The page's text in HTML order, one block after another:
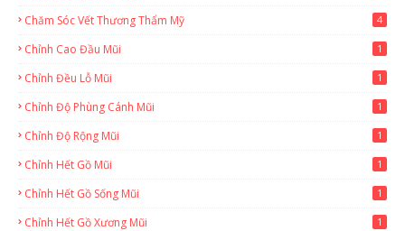
Chăm Sóc Vết Thương Thẩm Mỹ 4
Chỉnh Cao Đầu Mũi 1
Chỉnh Đều Lỗ Mũi 1
Chỉnh Độ Phùng Cánh Mũi 1
Chỉnh Độ Rộng Mũi 1
Chỉnh Hết Gồ Mũi 1
Chỉnh Hết Gồ Sống Mũi 1
Chỉnh Hết Gồ Xương Mũi 1